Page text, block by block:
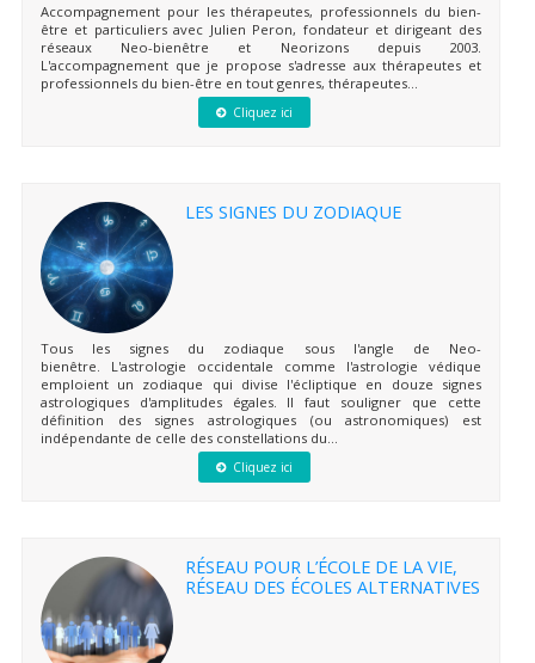
Accompagnement pour les thérapeutes, professionnels du bien-
être et particuliers avec Julien Peron, fondateur et dirigeant des
réseaux Neo-bienêtre et Neorizons depuis 2003.
L'accompagnement que je propose s'adresse aux thérapeutes et
professionnels du bien-être en tout genres, thérapeutes...
Cliquez ici
LES SIGNES DU ZODIAQUE
Tous les signes du zodiaque sous l'angle de Neo-
bienêtre. L'astrologie occidentale comme l'astrologie védique
emploient un zodiaque qui divise l'écliptique en douze signes
astrologiques d'amplitudes égales. Il faut souligner que cette
définition des signes astrologiques (ou astronomiques) est
indépendante de celle des constellations du...
Cliquez ici
RÉSEAU POUR L’ÉCOLE DE LA VIE,
RÉSEAU DES ÉCOLES ALTERNATIVES